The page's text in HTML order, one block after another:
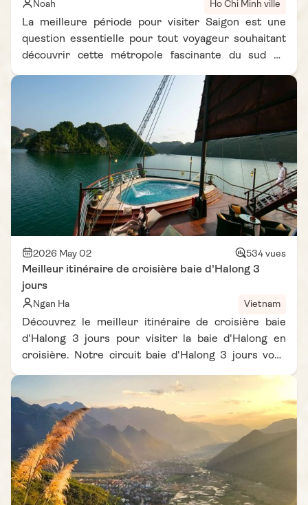
Noah Ho Chi Minh ville
La meilleure période pour visiter Saigon est une
question essentielle pour tout voyageur souhaitant
découvrir cette métropole fascinante du sud du
contrastée et en perpétuelle effervescence, Saigon
(ou Ho Chi Minh-Ville) séduit par son mélange
unique entre traditions vietnamiennes et modernité
urbaine. Entre ses marchés animés, ses vestiges
coloniaux et sa scène culinaire réputée, la ville
promet une immersion riche et dépaysante. Mais
pour en profiter pleinement, il est important de
savoir quand partir à Saigon. À travers notre carnet
de voyage Vietnam Vie d’Asie, découvrez les clés
pour choisir le bon moment et vivre une expérience
inoubliable.
2026 May 02 534 vues
Meilleur itinéraire de croisière baie d'Halong 3
jours
Ngan Ha Vietnam
Découvrez le meilleur itinéraire de croisière baie
d'Halong 3 jours pour visiter la baie d'Halong en
croisière. Notre circuit baie d'Halong 3 jours vous
expériences inoubliables au cœur de ce joyau
naturel.